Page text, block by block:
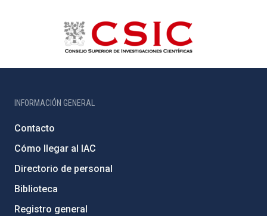
INFORMACIÓN GENERAL
Contacto
Cómo llegar al IAC
Directorio de personal
Biblioteca
Registro general